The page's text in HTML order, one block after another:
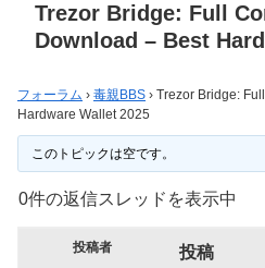
Trezor Bridge: Full
Download – Best
フォーラム › 毒親BBS › Trezor Bridge:
Hardware Wallet 2025
このトピックは空です。
0件の返信スレッドを表示中
投稿者 投稿